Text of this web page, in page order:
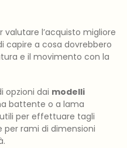
valutare l’acquisto migliore
capire a cosa dovrebbero
e il movimento con la
opzioni dai modelli
battente o a lama
per effettuare tagli
rami di dimensioni